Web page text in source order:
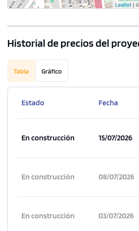
Leaflet|
Historial de precios del
Tabla Gráfico
Estado Fecha
En construcción 15/07/2026
En construcción 08/07/2026
En construcción 03/07/2026